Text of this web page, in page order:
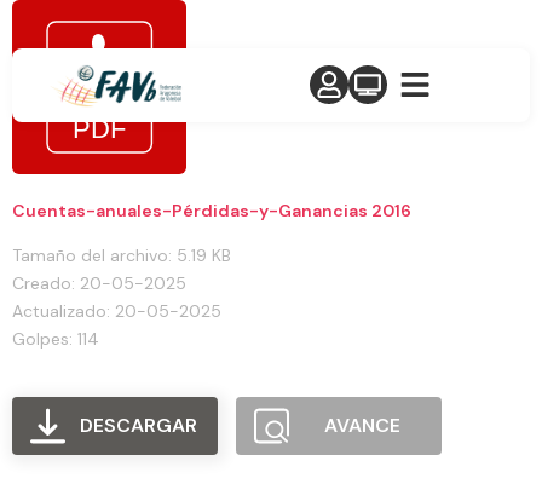
Cuentas-anuales-Pérdidas-y-Ganancias 2016
Tamaño del archivo: 5.19 KB
Creado: 20-05-2025
Actualizado: 20-05-2025
Golpes: 114
DESCARGAR AVANCE